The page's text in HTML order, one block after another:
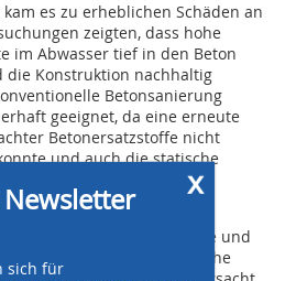
es zu erheblichen Schäden an
zeigten, dass hohe
im Abwasser tief in den Beton
Konstruktion nachhaltig
Betonsanierung
geeignet, da eine erneute
Betonersatzstoffe nicht
und auch die statische
gewährleistet war.
des Schachts wurde
der großen Einbautiefe und
hätte dies umfangreiche
x
Newsletter
sich für